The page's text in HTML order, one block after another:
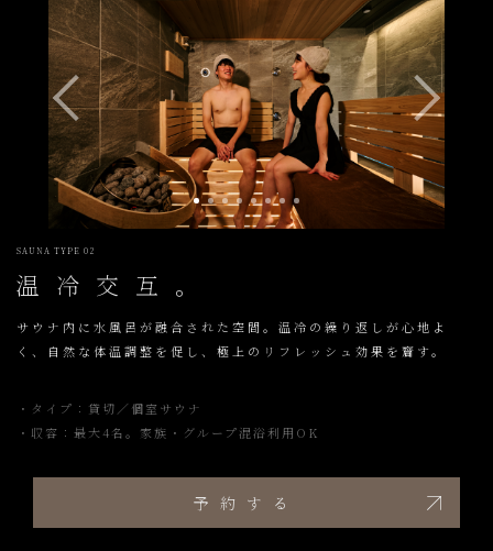
SAUNA TYPE 02
温冷交互。
サウナ内に水風呂が融合された空間。温冷の繰り返しが心地よ
く、自然な体温調整を促し、極上のリフレッシュ効果を齎す。
・タイプ：貸切／個室サウナ
・収容：最大4名。家族・グループ混浴利用OK
予約する